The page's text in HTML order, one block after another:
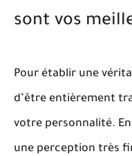
sont vos
Pour établir une
d’être entièrement
votre personnalité.
une perception très